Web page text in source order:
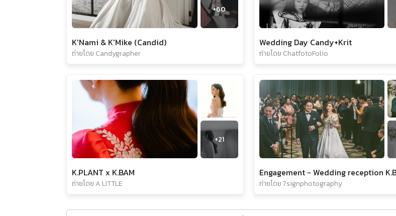
+60
K'Nami & K'Mike (Candid)
ถ่ายโดย Candygrapher
Wedding Day Candy+Krit
ถ่ายโดย ChatfotoFolio
+21
K.PLANT x K.BAM
ถ่ายโดย A LITTLE ถ่ายโดย 7signphotography